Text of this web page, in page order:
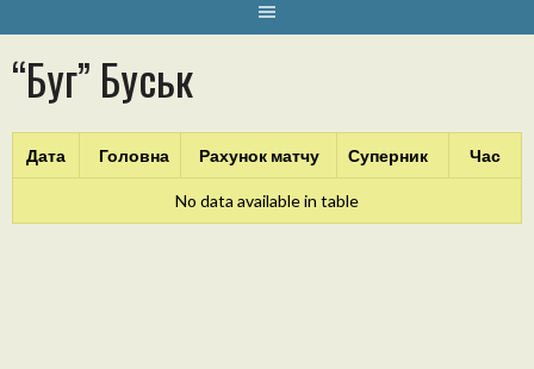
“Буг” Буськ
Дата Головна Рахунок матчу Суперник Час
No data available in table